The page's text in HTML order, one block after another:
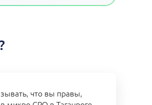
что вы правы,